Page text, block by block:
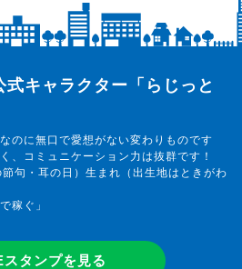
キャラクター「らじっと
のに無口で愛想がない変わりものです
、コミュニケーション力は抜群です！
句・耳の日）生まれ（出生地はときがわ
稼ぐ」
スタンプを見る